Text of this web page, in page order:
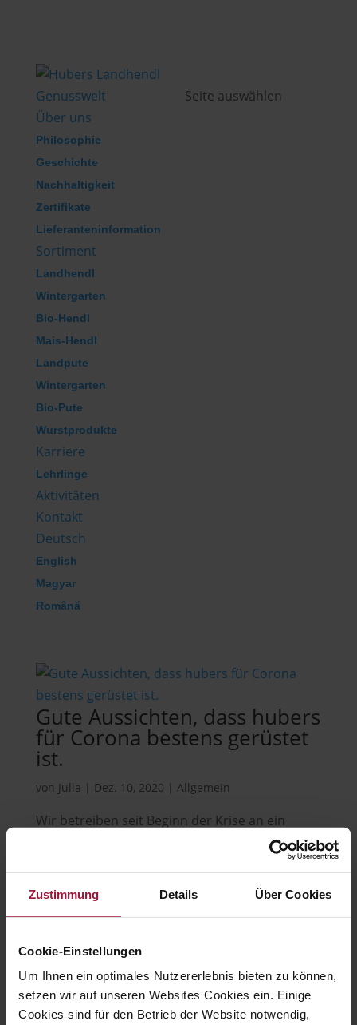
Zustimmung Details Über Cookies
Cookie-Einstellungen
Um Ihnen ein optimales Nutzererlebnis bieten zu können,
setzen wir auf unseren Websites Cookies ein. Einige
Cookies sind für den Betrieb der Website notwendig,
Genusswelt
Über uns
Philosophie
Geschichte
Nachhaltigkeit
Zertifikate
Lieferanteninformation
Sortiment
Landhendl
Wintergarten
Bio-Hendl
Mais-Hendl
Landpute
Wintergarten
Bio-Pute
Wurstprodukte
Karriere
Lehrlinge
Aktivitäten
Kontakt
Deutsch
English
Magyar
Română
Seite auswählen
Gute Aussichten, dass hubers
für Corona bestens gerüstet
ist.
von Julia | Dez. 10, 2020 | Allgemein
Wir betreiben seit Beginn der Krise an ein
intensives Krisenmanagement, weil wir uns als
Verantwortung bewusst sind. Was uns
besonders am HERZEN liegen sind: Die
Mitarbeiter Die Versorgung der...